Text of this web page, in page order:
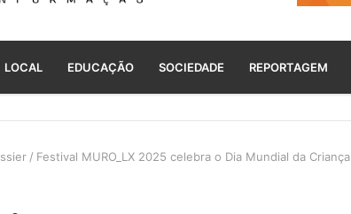
LOCAL EDUCAÇÃO SOCIEDADE REPORTAGEM
/ Festival MURO_LX 2025 celebra o Dia Mundial da Criança